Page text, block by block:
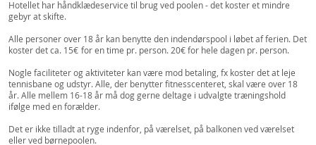
Hotellet har håndklædeservice til brug ved poolen - det koster et mindre
gebyr at skifte.
Alle personer over 18 år kan benytte den indendørspool i løbet af ferien. Det
koster det ca. 15€ for en time pr. person. 20€ for hele dagen pr. person.
Nogle faciliteter og aktiviteter kan være mod betaling, fx koster det at leje
tennisbane og udstyr. Alle, der benytter fitnesscenteret, skal være over 18
år. Alle mellem 16-18 år må dog gerne deltage i udvalgte træningshold
ifølge med en forælder.
Det er ikke tilladt at ryge indenfor, på værelset, på balkonen ved værelset
eller ved børnepoolen.